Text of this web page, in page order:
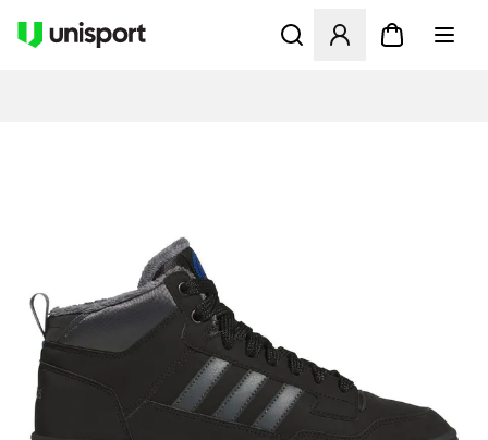
Åbner en Modal til at